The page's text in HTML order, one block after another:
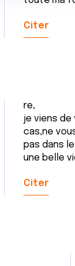
Citer
re,
je viens
cas,ne
pas dans
une belle
Citer